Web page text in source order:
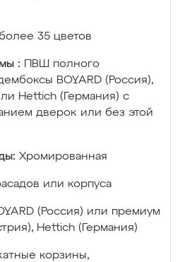
35 цветов
:
ПВШ полного
BOYARD (Россия),
Hettich (Германия) с
дверок или без этой
Хромированная
или корпуса
(Россия) или премиум
Hettich (Германия)
корзины,